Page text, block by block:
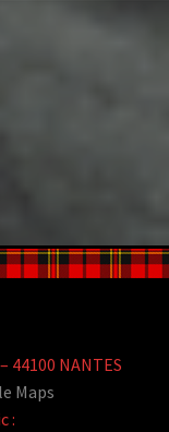
44100 NANTES
Maps
: